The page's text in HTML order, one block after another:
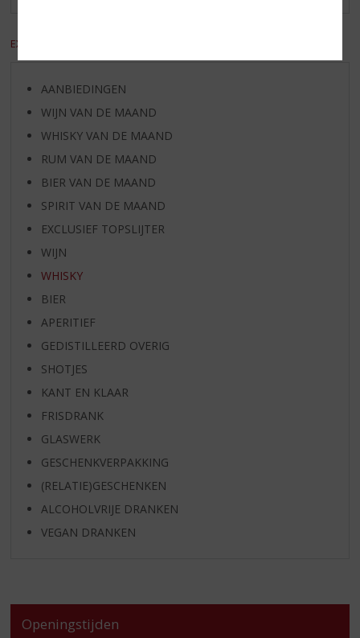
EXCL. BTW
AANBIEDINGEN
WIJN VAN DE MAAND
WHISKY VAN DE MAAND
RUM VAN DE MAAND
BIER VAN DE MAAND
SPIRIT VAN DE MAAND
EXCLUSIEF TOPSLIJTER
WIJN
WHISKY
BIER
APERITIEF
GEDISTILLEERD OVERIG
SHOTJES
KANT EN KLAAR
FRISDRANK
GLASWERK
GESCHENKVERPAKKING
(RELATIE)GESCHENKEN
ALCOHOLVRIJE DRANKEN
VEGAN DRANKEN
Openingstijden